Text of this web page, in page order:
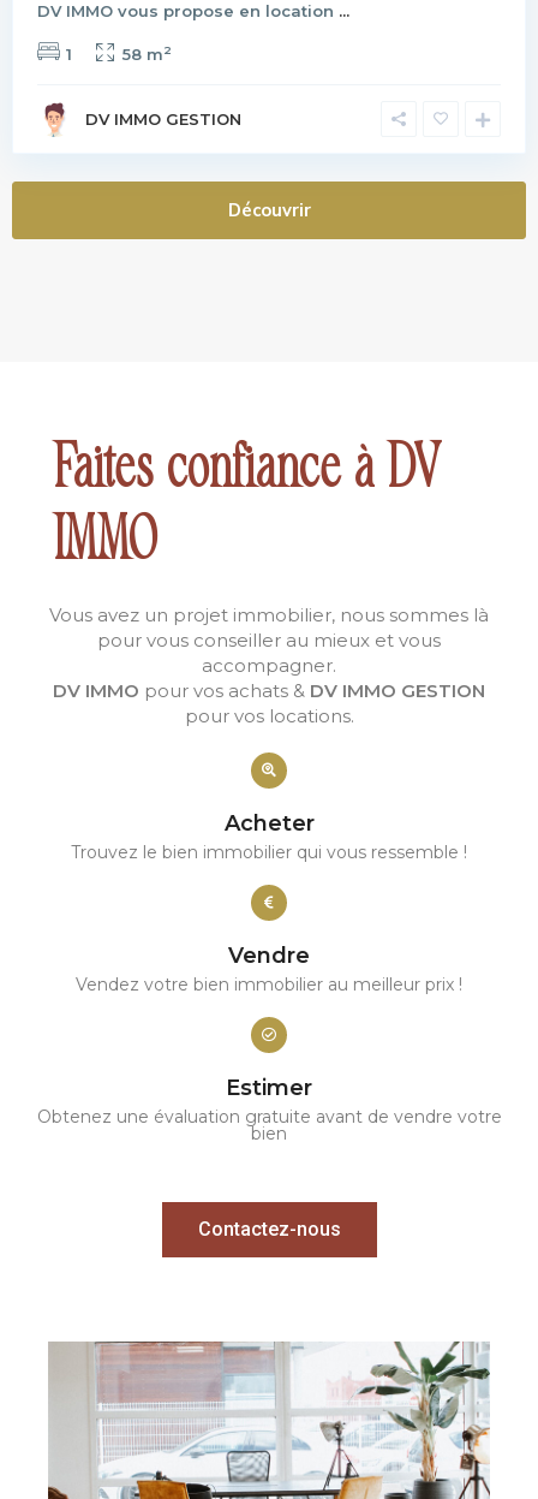
DV IMMO vous propose en location ...
1 58 m2
DV IMMO GESTION
Découvrir
Faites confiance à DV
IMMO
Vous avez un projet immobilier, nous sommes là
pour vous conseiller au mieux et vous
accompagner.
DV IMMO pour vos achats & DV IMMO GESTION
pour vos locations.
Acheter
Trouvez le bien immobilier qui vous ressemble !
Vendre
Vendez votre bien immobilier au meilleur prix !
Estimer
Obtenez une évaluation gratuite avant de vendre votre
bien
Contactez-nous